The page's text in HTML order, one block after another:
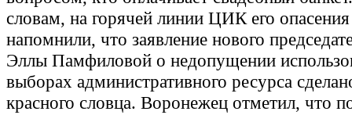
словам, на горячей линии ЦИК его
напомнили, что заявление нового
Эллы Памфиловой о недопущении
выборах административного ресурса
красного словца. Воронежец отметил, что